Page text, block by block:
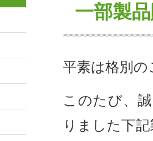
一部製
平素は格別
このたび、
りました下